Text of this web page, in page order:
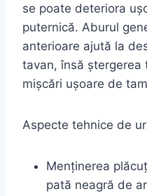
se poate deteriora
puternică. Aburul
anterioare ajută la
tavan, însă ștergerea
mișcări ușoare de
Aspecte tehnice de
Menținerea
pată neagră de